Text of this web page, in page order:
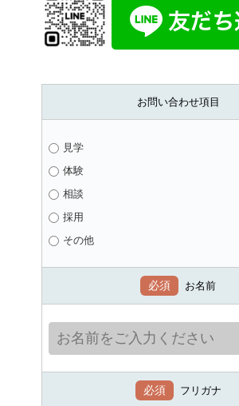
お問い合わせ項目
見学
体験
相談
採用
その他
必須 お名前
必須 フリガナ